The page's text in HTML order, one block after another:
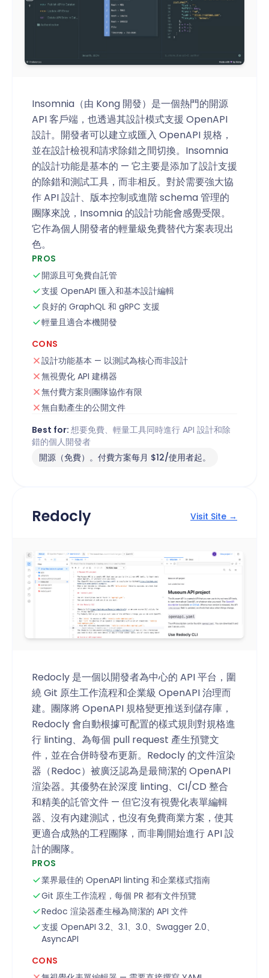
Insomnia（由 Kong 開發）是一個熱門的開源
API 客戶端，也透過其設計模式支援 OpenAPI
設計。開發者可以建立或匯入 OpenAPI 規格，
並在設計檢視和請求除錯之間切換。Insomnia
的設計功能是基本的 — 它主要是添加了設計支援
的除錯和測試工具，而非相反。對於需要強大協
作 API 設計、版本控制或進階 schema 管理的
團隊來說，Insomnia 的設計功能會感覺受限。
它作為個人開發者的輕量級免費替代方案表現出
色。
PROS
開源且可免費自託管
支援 OpenAPI 匯入和基本設計編輯
良好的 GraphQL 和 gRPC 支援
輕量且適合本機開發
CONS
設計功能基本 — 以測試為核心而非設計
無視覺化 API 建構器
無付費方案則團隊協作有限
無自動產生的公開文件
Best for: 想要免費、輕量工具同時進行 API 設計和除
錯的個人開發者
開源（免費）。付費方案每月 $12/使用者起。
Redocly Visit Site →
Redocly 是一個以開發者為中心的 API 平台，圍
繞 Git 原生工作流程和企業級 OpenAPI 治理而
建。團隊將 OpenAPI 規格變更推送到儲存庫，
Redocly 會自動根據可配置的樣式規則對規格進
行 linting、為每個 pull request 產生預覽文
件，並在合併時發布更新。Redocly 的文件渲染
器（Redoc）被廣泛認為是最簡潔的 OpenAPI
渲染器。其優勢在於深度 linting、CI/CD 整合
和精美的託管文件 — 但它沒有視覺化表單編輯
器、沒有內建測試，也沒有免費商業方案，使其
更適合成熟的工程團隊，而非剛開始進行 API 設
計的團隊。
PROS
業界最佳的 OpenAPI linting 和企業樣式指南
Git 原生工作流程，每個 PR 都有文件預覽
Redoc 渲染器產生極為簡潔的 API 文件
支援 OpenAPI 3.2、3.1、3.0、Swagger 2.0、
AsyncAPI
CONS